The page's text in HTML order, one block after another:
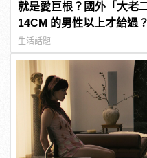
就是愛巨根？國外「大老
14CM 的男性以上才給過？
生活話題